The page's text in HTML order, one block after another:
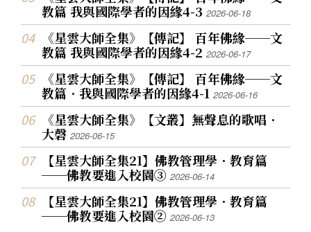
教篇 我與國際學者的因緣4-32026-06-18
《星雲大師全集》【傳記】 百年佛緣──文
教篇 我與國際學者的因緣4-22026-06-17
《星雲大師全集》【傳記】 百年佛緣──文
教篇．我與國際學者的因緣4-12026-06-16
《星雲大師全集》【文叢】無聲息的歌唱．
大磬2026-06-15
【星雲大師全集21】佛教管理學．教育篇
──佛教要進入校園③2026-06-14
【星雲大師全集21】佛教管理學．教育篇
──佛教要進入校園②2026-06-13